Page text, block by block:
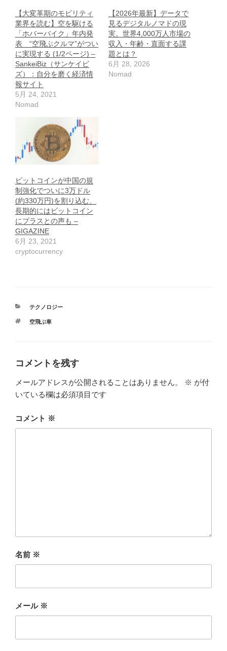
【大変革期のモビリティ
業界を読む】空を駆ける
「ホバーバイク」年内発
表 “空飛ぶクルマ”がつい
に実現する (1/2ページ) –
SankeiBiz（サンケイビ
ズ）：自分を磨く経済情
報サイト
5月 24, 2021
Nomad
【2026年最新】データで
見るデジタルノマドの現
実。世界4,000万人市場の
収入・年齢・直面する課
題とは？
6月 28, 2026
Nomad
ビットコインが中国の規
制強化でついに3万ドル
(約330万円)を割り込む、
長期的にはビットコイン
にプラスとの声も –
GIGAZINE
6月 23, 2021
cryptocurrency
カ
ゴ
テクノロジー
タ
空飛ぶ車
コメントを残す
メールアドレスが公開されることはありません。 ※ が付
いている欄は必須項目です
コメント ※
名前 ※
メール ※